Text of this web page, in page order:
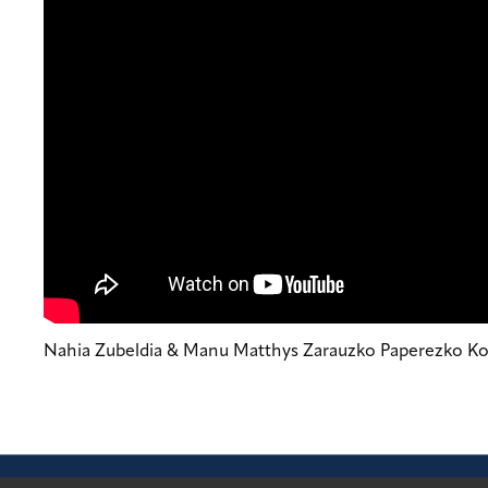
Nahia Zubeldia & Manu Matthys Zarauzko Paperezko